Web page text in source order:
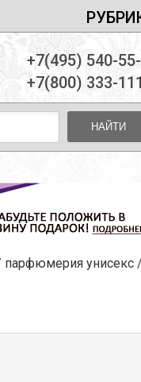
ОПЛАТА
+7(495) 540-
+7(800) 333-
НАЙТИ
парфюмерия унисекс